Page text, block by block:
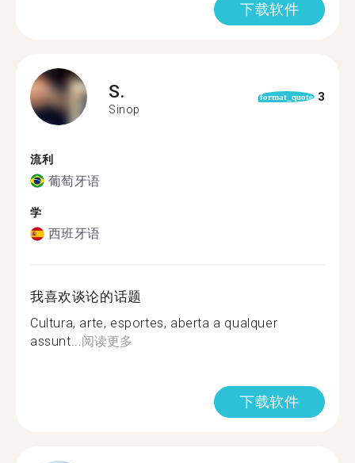
下载软件
S.
Sinop
format_quote 3
流利
葡萄牙语
学
西班牙语
我喜欢谈论的话题
Cultura, arte, esportes, aberta a qualquer
assunt...阅读更多
下载软件